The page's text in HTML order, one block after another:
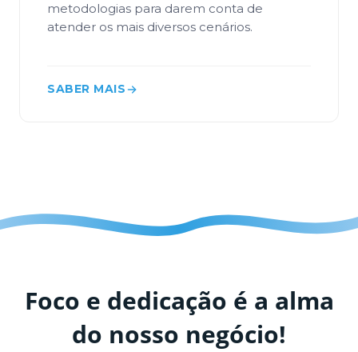
metodologias para darem conta de
atender os mais diversos cenários.
SABER MAIS
Foco e dedicação é a alma
do nosso negócio!